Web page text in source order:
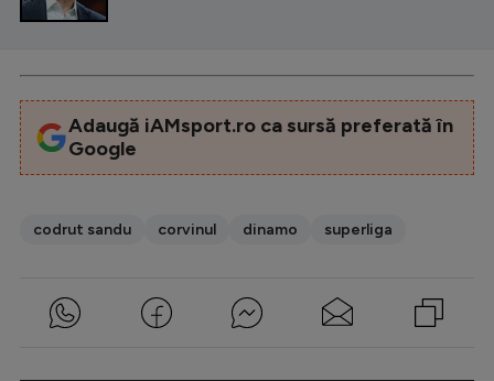
Adaugă iAMsport.ro ca sursă preferată în
Google
codrut sandu corvinul dinamo superliga